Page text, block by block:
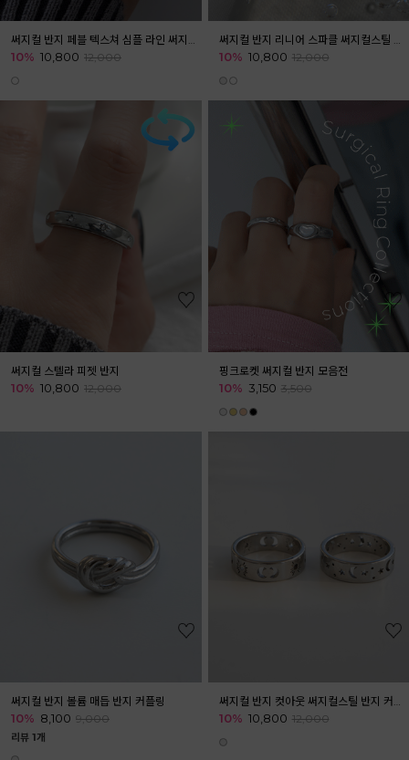
10% 10,800 12,000 10% 10,800 12,000
써지컬 스텔라 피젯 반지
10% 10,800 12,000
핑크로켓 써지컬 반지 모음전
10% 3,150 3,500
써지컬 반지 볼륨 매듭 반지 커플링
10% 8,100 9,000
리뷰 1개
써지컬 반지 컷아웃 써지컬스틸 반지 커플링
10% 10,800 12,000